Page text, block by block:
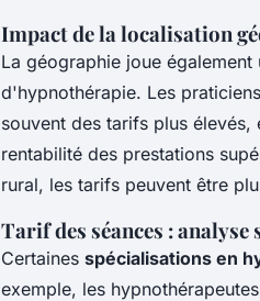
Impact de la localisation
La géographie joue
d'hypnothérapie. Les
souvent des tarifs plus
rentabilité des prestations
rural, les tarifs peuvent être
Tarif des séances :
Certaines spécialisations en
exemple, les